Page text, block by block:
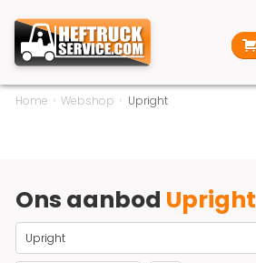
Home Webshop Upright
Ons aanbod Upright
Upright